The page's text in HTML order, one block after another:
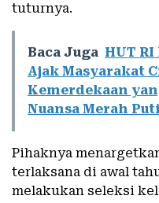
tuturnya.
Baca Juga HUT RI
Ajak Masyarakat
Kemerdekaan
Nuansa Merah
Pihaknya
terlaksana di awal
melakukan seleksi